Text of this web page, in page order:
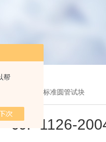
帮
1126-2004标准圆管试块
JJF 1126-